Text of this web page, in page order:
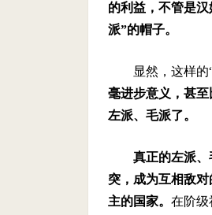
的利益，不管是
派”的帽子。
显然，这样
毫进步意义，甚
左派、毛派了。
真正的左派、
突，成为互相敌
主的国家。 在阶级